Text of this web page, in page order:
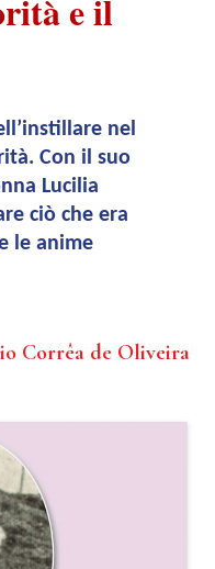
e il
nel
Con il suo
Lucilia
ciò che era
le anime
Corrêa de Oliveira